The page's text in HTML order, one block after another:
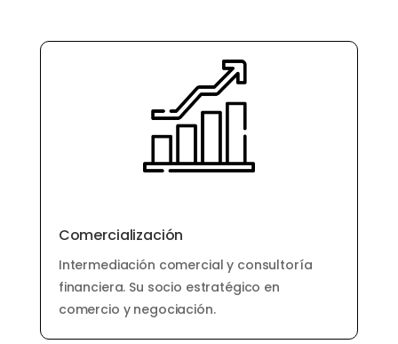
Comercialización
Intermediación comercial y consultoría
financiera. Su socio estratégico en
comercio y negociación.